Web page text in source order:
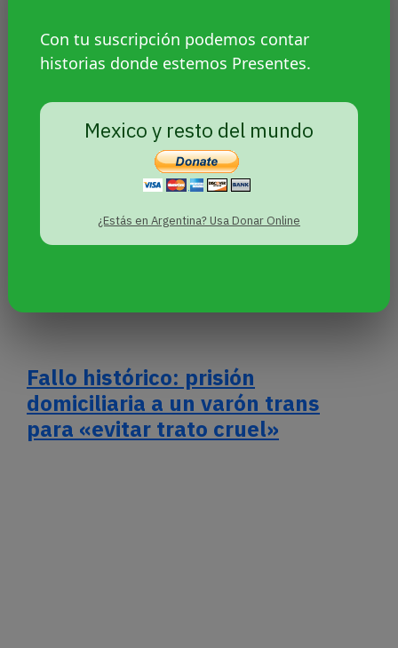
Con tu suscripción podemos contar
historias donde estemos Presentes.
Mexico y resto del mundo
¿Estás en Argentina? Usa Donar Online
Mapa del #Orgullo2018: así
Fallo histórico: prisión
domiciliaria a un varón trans
para «evitar trato cruel»